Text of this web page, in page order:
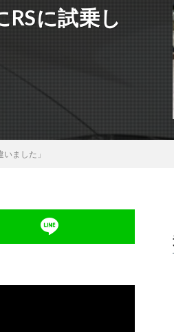
に試乗し
ました」